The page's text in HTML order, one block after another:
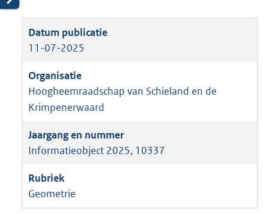
11-07-2025
Hoogheemraadschap van Schieland en de
Krimpenerwaard
Informatieobject 2025, 10337
Geometrie